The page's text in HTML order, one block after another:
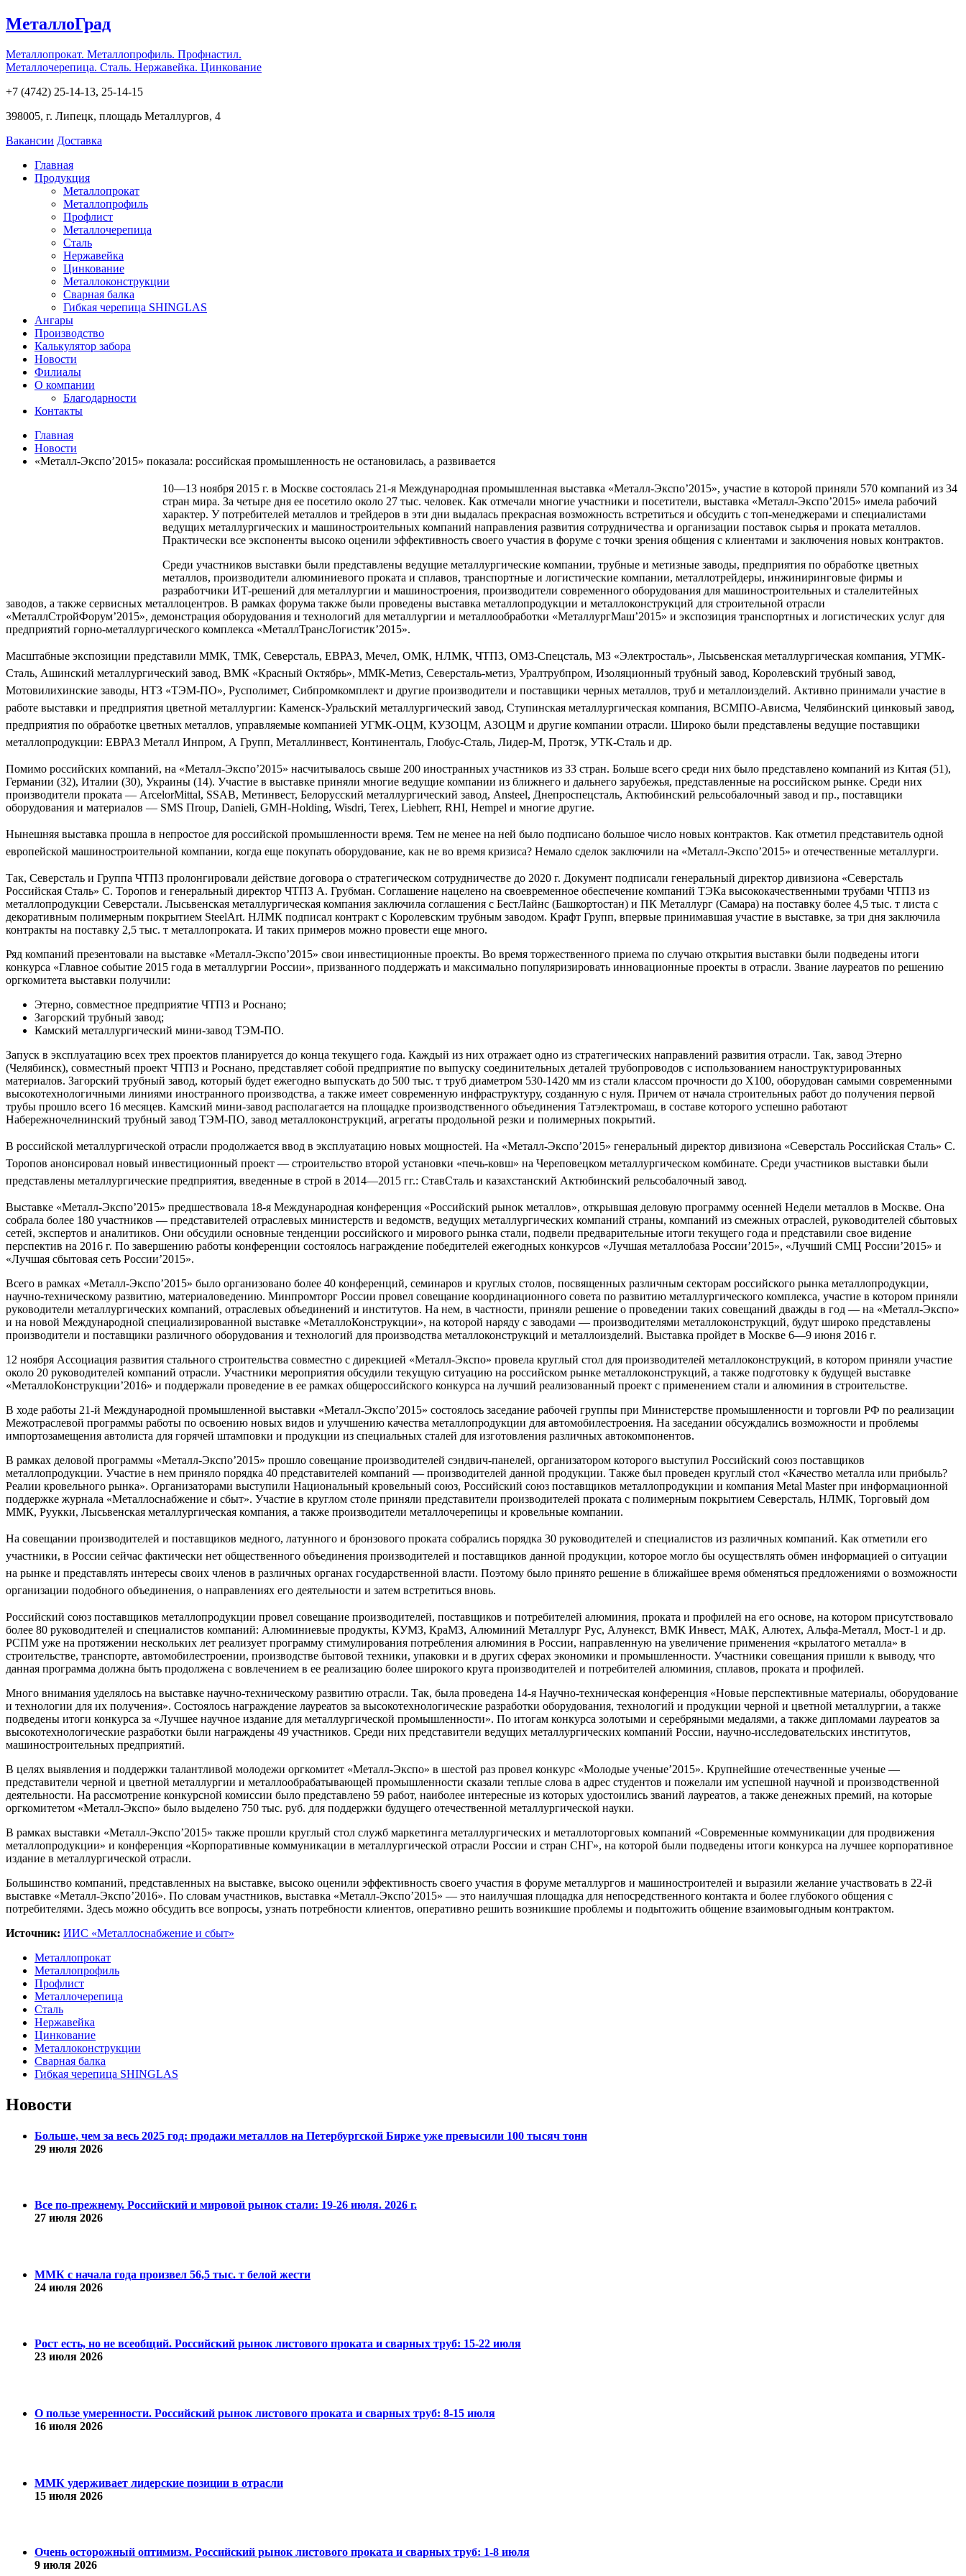
МеталлоГрад
Металлопрокат. Металлопрофиль. Профнастил.
Металлочерепица. Сталь. Нержавейка. Цинкование
+7 (4742) 25-14-13, 25-14-15
398005, г. Липецк, площадь Металлургов, 4
Вакансии Доставка
Главная
Продукция
Металлопрокат
Металлопрофиль
Профлист
Металлочерепица
Сталь
Нержавейка
Цинкование
Металлоконструкции
Сварная балка
Гибкая черепица SHINGLAS
Ангары
Производство
Калькулятор забора
Новости
Филиалы
О компании
Благодарности
Контакты
Главная
Новости
«Металл-Экспо’2015» показала: российская промышленность не остановилась, а развивается
10—13 ноября 2015 г. в Москве состоялась 21-я Международная промышленная выставка «Металл-Экспо’2015», участие в которой приняли 570 компаний из 34
стран мира. За четыре дня ее посетило около 27 тыс. человек. Как отмечали многие участники и посетители, выставка «Металл-Экспо’2015» имела рабочий
характер. У потребителей металлов и трейдеров в эти дни выдалась прекрасная возможность встретиться и обсудить с топ-менеджерами и специалистами
ведущих металлургических и машиностроительных компаний направления развития сотрудничества и организации поставок сырья и проката металлов.
Практически все экспоненты высоко оценили эффективность своего участия в форуме с точки зрения общения с клиентами и заключения новых контрактов.
Среди участников выставки были представлены ведущие металлургические компании, трубные и метизные заводы, предприятия по обработке цветных
металлов, производители алюминиевого проката и сплавов, транспортные и логистические компании, металлотрейдеры, инжиниринговые фирмы и
разработчики ИТ-решений для металлургии и машиностроения, производители современного оборудования для машиностроительных и сталелитейных
заводов, а также сервисных металлоцентров. В рамках форума также были проведены выставка металлопродукции и металлоконструкций для строительной отрасли
«МеталлСтройФорум’2015», демонстрация оборудования и технологий для металлургии и металлообработки «МеталлургМаш’2015» и экспозиция транспортных и логистических услуг для
предприятий горно-металлургического комплекса «МеталлТрансЛогистик’2015».
Масштабные экспозиции представили ММК, ТМК, Северсталь, ЕВРАЗ, Мечел, ОМК, НЛМК, ЧТПЗ, ОМЗ-Спецсталь, МЗ «Электросталь», Лысьвенская металлургическая компания, УГМК-
Сталь, Ашинский металлургический завод, ВМК «Красный Октябрь», ММК-Метиз, Северсталь-метиз, Уралтрубпром, Изоляционный трубный завод, Королевский трубный завод,
Мотовилихинские заводы, НТЗ «ТЭМ-ПО», Русполимет, Сибпромкомплект и другие производители и поставщики черных металлов, труб и металлоизделий. Активно принимали участие в
работе выставки и предприятия цветной металлургии: Каменск-Уральский металлургический завод, Ступинская металлургическая компания, ВСМПО-Ависма, Челябинский цинковый завод,
предприятия по обработке цветных металлов, управляемые компанией УГМК-ОЦМ, КУЗОЦМ, АЗОЦМ и другие компании отрасли. Широко были представлены ведущие поставщики
металлопродукции: ЕВРАЗ Металл Инпром, А Групп, Металлинвест, Континенталь, Глобус-Сталь, Лидер-М, Протэк, УТК-Сталь и др.
Помимо российских компаний, на «Металл-Экспо’2015» насчитывалось свыше 200 иностранных участников из 33 стран. Больше всего среди них было представлено компаний из Китая (51),
Германии (32), Италии (30), Украины (14). Участие в выставке приняли многие ведущие компании из ближнего и дальнего зарубежья, представленные на российском рынке. Среди них
производители проката — ArcelorMittal, SSAB, Метинвест, Белорусский металлургический завод, Ansteel, Днепроспецсталь, Актюбинский рельсобалочный завод и пр., поставщики
оборудования и материалов — SMS Пroup, Danieli, GMH-Holding, Wisdri, Terex, Liebherr, RHI, Hempel и многие другие.
Нынешняя выставка прошла в непростое для российской промышленности время. Тем не менее на ней было подписано большое число новых контрактов. Как отметил представитель одной
европейской машиностроительной компании, когда еще покупать оборудование, как не во время кризиса? Немало сделок заключили на «Металл-Экспо’2015» и отечественные металлурги.
Так, Северсталь и Группа ЧТПЗ пролонгировали действие договора о стратегическом сотрудничестве до 2020 г. Документ подписали генеральный директор дивизиона «Северсталь
Российская Сталь» С. Торопов и генеральный директор ЧТПЗ А. Грубман. Соглашение нацелено на своевременное обеспечение компаний ТЭКа высококачественными трубами ЧТПЗ из
металлопродукции Северстали. Лысьвенская металлургическая компания заключила соглашения с БестЛайнс (Башкортостан) и ПК Металлург (Самара) на поставку более 4,5 тыс. т листа с
декоративным полимерным покрытием SteelArt. НЛМК подписал контракт с Королевским трубным заводом. Крафт Групп, впервые принимавшая участие в выставке, за три дня заключила
контракты на поставку 2,5 тыс. т металлопроката. И таких примеров можно провести еще много.
Ряд компаний презентовали на выставке «Металл-Экспо’2015» свои инвестиционные проекты. Во время торжественного приема по случаю открытия выставки были подведены итоги
конкурса «Главное событие 2015 года в металлургии России», призванного поддержать и максимально популяризировать инновационные проекты в отрасли. Звание лауреатов по решению
оргкомитета выставки получили:
Этерно, совместное предприятие ЧТПЗ и Роснано;
Загорский трубный завод;
Камский металлургический мини-завод ТЭМ-ПО.
Запуск в эксплуатацию всех трех проектов планируется до конца текущего года. Каждый из них отражает одно из стратегических направлений развития отрасли. Так, завод Этерно
(Челябинск), совместный проект ЧТПЗ и Роснано, представляет собой предприятие по выпуску соединительных деталей трубопроводов с использованием наноструктурированных
материалов. Загорский трубный завод, который будет ежегодно выпускать до 500 тыс. т труб диаметром 530-1420 мм из стали классом прочности до Х100, оборудован самыми современными
высокотехнологичными линиями иностранного производства, а также имеет современную инфраструктуру, созданную с нуля. Причем от начала строительных работ до получения первой
трубы прошло всего 16 месяцев. Камский мини-завод располагается на площадке производственного объединения Татэлектромаш, в составе которого успешно работают
Набережночелнинский трубный завод ТЭМ-ПО, завод металлоконструкций, агрегаты продольной резки и полимерных покрытий.
В российской металлургической отрасли продолжается ввод в эксплуатацию новых мощностей. На «Металл-Экспо’2015» генеральный директор дивизиона «Северсталь Российская Сталь» С.
Торопов анонсировал новый инвестиционный проект — строительство второй установки «печь-ковш» на Череповецком металлургическом комбинате. Среди участников выставки были
представлены металлургические предприятия, введенные в строй в 2014—2015 гг.: СтавСталь и казахстанский Актюбинский рельсобалочный завод.
Выставке «Металл-Экспо’2015» предшествовала 18-я Международная конференция «Российский рынок металлов», открывшая деловую программу осенней Недели металлов в Москве. Она
собрала более 180 участников — представителей отраслевых министерств и ведомств, ведущих металлургических компаний страны, компаний из смежных отраслей, руководителей сбытовых
сетей, экспертов и аналитиков. Они обсудили основные тенденции российского и мирового рынка стали, подвели предварительные итоги текущего года и представили свое видение
перспектив на 2016 г. По завершению работы конференции состоялось награждение победителей ежегодных конкурсов «Лучшая металлобаза России’2015», «Лучший СМЦ России’2015» и
«Лучшая сбытовая сеть России’2015».
Всего в рамках «Металл-Экспо’2015» было организовано более 40 конференций, семинаров и круглых столов, посвященных различным секторам российского рынка металлопродукции,
научно-техническому развитию, материаловедению. Минпромторг России провел совещание координационного совета по развитию металлургического комплекса, участие в котором приняли
руководители металлургических компаний, отраслевых объединений и институтов. На нем, в частности, приняли решение о проведении таких совещаний дважды в год — на «Металл-Экспо»
и на новой Международной специализированной выставке «МеталлоКонструкции», на которой наряду с заводами — производителями металлоконструкций, будут широко представлены
производители и поставщики различного оборудования и технологий для производства металлоконструкций и металлоизделий. Выставка пройдет в Москве 6—9 июня 2016 г.
12 ноября Ассоциация развития стального строительства совместно с дирекцией «Металл-Экспо» провела круглый стол для производителей металлоконструкций, в котором приняли участие
около 20 руководителей компаний отрасли. Участники мероприятия обсудили текущую ситуацию на российском рынке металлоконструкций, а также подготовку к будущей выставке
«МеталлоКонструкции’2016» и поддержали проведение в ее рамках общероссийского конкурса на лучший реализованный проект с применением стали и алюминия в строительстве.
В ходе работы 21-й Международной промышленной выставки «Металл-Экспо’2015» состоялось заседание рабочей группы при Министерстве промышленности и торговли РФ по реализации
Межотраслевой программы работы по освоению новых видов и улучшению качества металлопродукции для автомобилестроения. На заседании обсуждались возможности и проблемы
импортозамещения автолиста для горячей штамповки и продукции из специальных сталей для изготовления различных автокомпонентов.
В рамках деловой программы «Металл-Экспо’2015» прошло совещание производителей сэндвич-панелей, организатором которого выступил Российский союз поставщиков
металлопродукции. Участие в нем приняло порядка 40 представителей компаний — производителей данной продукции. Также был проведен круглый стол «Качество металла или прибыль?
Реалии кровельного рынка». Организаторами выступили Национальный кровельный союз, Российский союз поставщиков металлопродукции и компания Metal Master при информационной
поддержке журнала «Металлоснабжение и сбыт». Участие в круглом столе приняли представители производителей проката с полимерным покрытием Северсталь, НЛМК, Торговый дом
ММК, Руукки, Лысьвенская металлургическая компания, а также производители металлочерепицы и кровельные компании.
На совещании производителей и поставщиков медного, латунного и бронзового проката собрались порядка 30 руководителей и специалистов из различных компаний. Как отметили его
участники, в России сейчас фактически нет общественного объединения производителей и поставщиков данной продукции, которое могло бы осуществлять обмен информацией о ситуации
на рынке и представлять интересы своих членов в различных органах государственной власти. Поэтому было принято решение в ближайшее время обменяться предложениями о возможности
организации подобного объединения, о направлениях его деятельности и затем встретиться вновь.
Российский союз поставщиков металлопродукции провел совещание производителей, поставщиков и потребителей алюминия, проката и профилей на его основе, на котором присутствовало
более 80 руководителей и специалистов компаний: Алюминиевые продукты, КУМЗ, КраМЗ, Алюминий Металлург Рус, Алунекст, ВМК Инвест, МАК, Алютех, Альфа-Металл, Мост-1 и др.
РСПМ уже на протяжении нескольких лет реализует программу стимулирования потребления алюминия в России, направленную на увеличение применения «крылатого металла» в
строительстве, транспорте, автомобилестроении, производстве бытовой техники, упаковки и в других сферах экономики и промышленности. Участники совещания пришли к выводу, что
данная программа должна быть продолжена с вовлечением в ее реализацию более широкого круга производителей и потребителей алюминия, сплавов, проката и профилей.
Много внимания уделялось на выставке научно-техническому развитию отрасли. Так, была проведена 14-я Научно-техническая конференция «Новые перспективные материалы, оборудование
и технологии для их получения». Состоялось награждение лауреатов за высокотехнологические разработки оборудования, технологий и продукции черной и цветной металлургии, а также
подведены итоги конкурса за «Лучшее научное издание для металлургической промышленности». По итогам конкурса золотыми и серебряными медалями, а также дипломами лауреатов за
высокотехнологические разработки были награждены 49 участников. Среди них представители ведущих металлургических компаний России, научно-исследовательских институтов,
машиностроительных предприятий.
В целях выявления и поддержки талантливой молодежи оргкомитет «Металл-Экспо» в шестой раз провел конкурс «Молодые ученые’2015». Крупнейшие отечественные ученые —
представители черной и цветной металлургии и металлообрабатывающей промышленности сказали теплые слова в адрес студентов и пожелали им успешной научной и производственной
деятельности. На рассмотрение конкурсной комиссии было представлено 59 работ, наиболее интересные из которых удостоились званий лауреатов, а также денежных премий, на которые
оргкомитетом «Металл-Экспо» было выделено 750 тыс. руб. для поддержки будущего отечественной металлургической науки.
В рамках выставки «Металл-Экспо’2015» также прошли круглый стол служб маркетинга металлургических и металлоторговых компаний «Современные коммуникации для продвижения
металлопродукции» и конференция «Корпоративные коммуникации в металлургической отрасли России и стран СНГ», на которой были подведены итоги конкурса на лучшее корпоративное
издание в металлургической отрасли.
Большинство компаний, представленных на выставке, высоко оценили эффективность своего участия в форуме металлургов и машиностроителей и выразили желание участвовать в 22-й
выставке «Металл-Экспо’2016». По словам участников, выставка «Металл-Экспо’2015» — это наилучшая площадка для непосредственного контакта и более глубокого общения с
потребителями. Здесь можно обсудить все вопросы, узнать потребности клиентов, оперативно решить возникшие проблемы и подытожить общение взаимовыгодным контрактом.
Источник: ИИС «Металлоснабжение и сбыт»
Металлопрокат
Металлопрофиль
Профлист
Металлочерепица
Сталь
Нержавейка
Цинкование
Металлоконструкции
Сварная балка
Гибкая черепица SHINGLAS
Новости
Больше, чем за весь 2025 год: продажи металлов на Петербургской Бирже уже превысили 100 тысяч тонн
29 июля 2026
Все по-прежнему. Российский и мировой рынок стали: 19-26 июля. 2026 г.
27 июля 2026
ММК с начала года произвел 56,5 тыс. т белой жести
24 июля 2026
Рост есть, но не всеобщий. Российский рынок листового проката и сварных труб: 15-22 июля
23 июля 2026
О пользе умеренности. Российский рынок листового проката и сварных труб: 8-15 июля
16 июля 2026
ММК удерживает лидерские позиции в отрасли
15 июля 2026
Очень осторожный оптимизм. Российский рынок листового проката и сварных труб: 1-8 июля
9 июля 2026